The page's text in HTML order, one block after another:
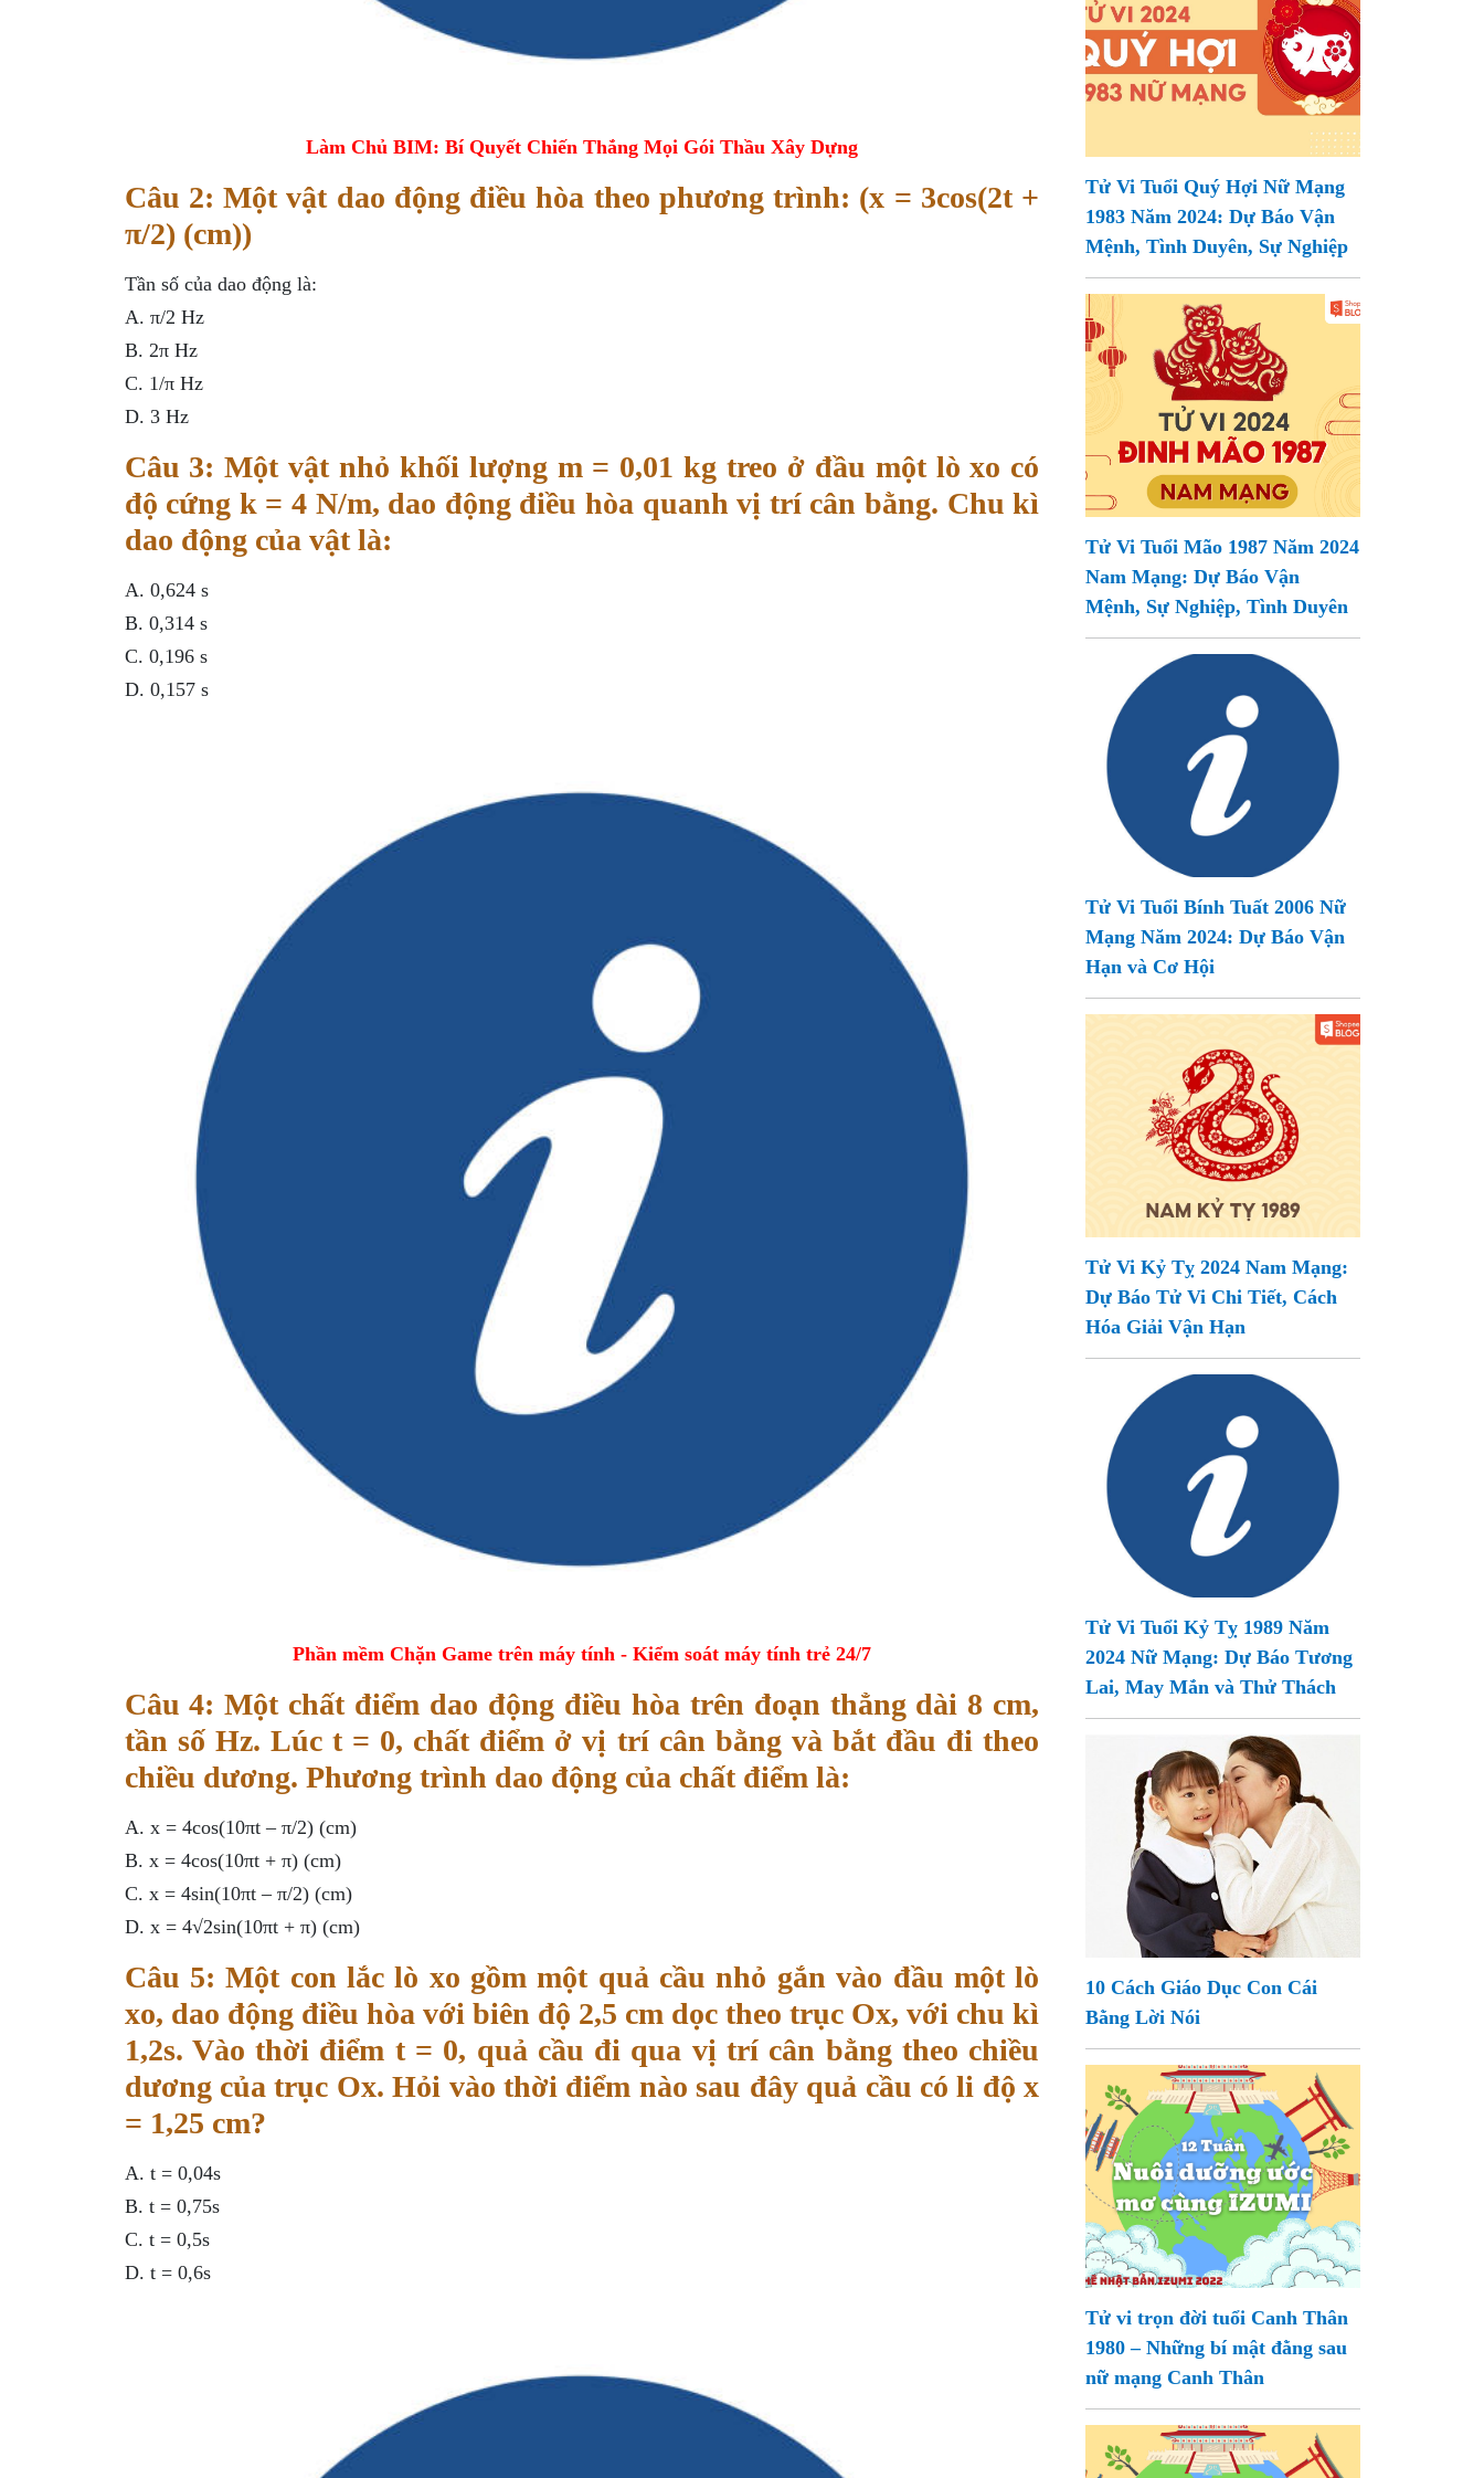
Làm Chủ BIM: Bí Quyết Chiến Thắng Mọi Gói Thầu Xây Dựng
Câu 2: Một vật dao động điều hòa theo phương trình: (x = 3cos(2t +
π/2) (cm))
Tần số của dao động là:
A. π/2 Hz
B. 2π Hz
C. 1/π Hz
D. 3 Hz
Câu 3: Một vật nhỏ khối lượng m = 0,01 kg treo ở đầu một lò xo có
độ cứng k = 4 N/m, dao động điều hòa quanh vị trí cân bằng. Chu kì
dao động của vật là:
A. 0,624 s
B. 0,314 s
C. 0,196 s
D. 0,157 s
Phần mềm Chặn Game trên máy tính - Kiểm soát máy tính trẻ 24/7
Câu 4: Một chất điểm dao động điều hòa trên đoạn thẳng dài 8 cm,
tần số Hz. Lúc t = 0, chất điểm ở vị trí cân bằng và bắt đầu đi theo
chiều dương. Phương trình dao động của chất điểm là:
A. x = 4cos(10πt – π/2) (cm)
B. x = 4cos(10πt + π) (cm)
C. x = 4sin(10πt – π/2) (cm)
D. x = 4√2sin(10πt + π) (cm)
Câu 5: Một con lắc lò xo gồm một quả cầu nhỏ gắn vào đầu một lò
xo, dao động điều hòa với biên độ 2,5 cm dọc theo trục Ox, với chu kì
1,2s. Vào thời điểm t = 0, quả cầu đi qua vị trí cân bằng theo chiều
dương của trục Ox. Hỏi vào thời điểm nào sau đây quả cầu có li độ x
= 1,25 cm?
A. t = 0,04s
B. t = 0,75s
C. t = 0,5s
D. t = 0,6s
Tử Vi Tuổi Quý Hợi Nữ Mạng
1983 Năm 2024: Dự Báo Vận
Mệnh, Tình Duyên, Sự Nghiệp
Tử Vi Tuổi Mão 1987 Năm 2024
Nam Mạng: Dự Báo Vận
Mệnh, Sự Nghiệp, Tình Duyên
Tử Vi Tuổi Bính Tuất 2006 Nữ
Mạng Năm 2024: Dự Báo Vận
Hạn và Cơ Hội
Tử Vi Kỷ Tỵ 2024 Nam Mạng:
Dự Báo Tử Vi Chi Tiết, Cách
Hóa Giải Vận Hạn
Tử Vi Tuổi Kỷ Tỵ 1989 Năm
2024 Nữ Mạng: Dự Báo Tương
Lai, May Mắn và Thử Thách
10 Cách Giáo Dục Con Cái
Bằng Lời Nói
Tử vi trọn đời tuổi Canh Thân
1980 – Những bí mật đằng sau
nữ mạng Canh Thân